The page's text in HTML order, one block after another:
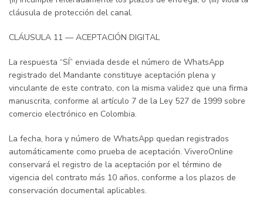
cláusula de protección del canal.
CLÁUSULA 11 — ACEPTACIÓN DIGITAL
La respuesta “SÍ” enviada desde el número de WhatsApp
registrado del Mandante constituye aceptación plena y
vinculante de este contrato, con la misma validez que una firma
manuscrita, conforme al artículo 7 de la Ley 527 de 1999 sobre
comercio electrónico en Colombia.
La fecha, hora y número de WhatsApp quedan registrados
automáticamente como prueba de aceptación. ViveroOnline
conservará el registro de la aceptación por el término de
vigencia del contrato más 10 años, conforme a los plazos de
conservación documental aplicables.